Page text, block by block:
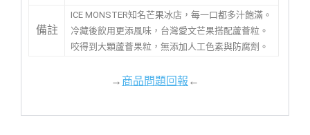
備註
ICE MONSTER知名芒果冰店，每一口都多汁飽滿。
冷藏後飲用更添風味，台灣愛文芒果搭配蘆薈粒。
咬得到大顆蘆薈果粒，無添加人工色素與防腐劑。
→商品問題回報←